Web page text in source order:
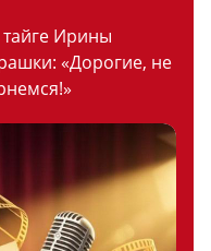
Ирины
«Дорогие, не